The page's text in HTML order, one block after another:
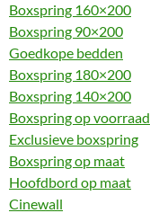
Boxspring 160×200
Boxspring 90×200
Goedkope bedden
Boxspring 180×200
Boxspring 140×200
Boxspring op voorraad
Exclusieve boxspring
Boxspring op maat
Hoofdbord op maat
Cinewall